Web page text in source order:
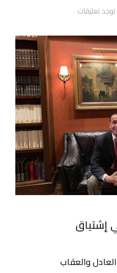
توجد تعليقات
إشتياق
والعقاب